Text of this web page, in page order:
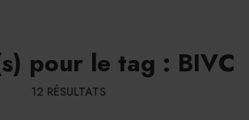
pour le tag : BIVC
12 RÉSULTATS